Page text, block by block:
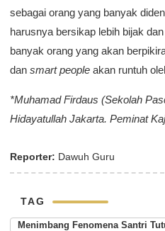
sebagai orang yang banyak
harusnya bersikap lebih bijak
banyak orang yang akan
dan smart people akan runtuh
*Muhamad Firdaus (Sekolah
Hidayatullah Jakarta. Peminat
Reporter: Dawuh Guru
TAG
Menimbang Fenomena Santri